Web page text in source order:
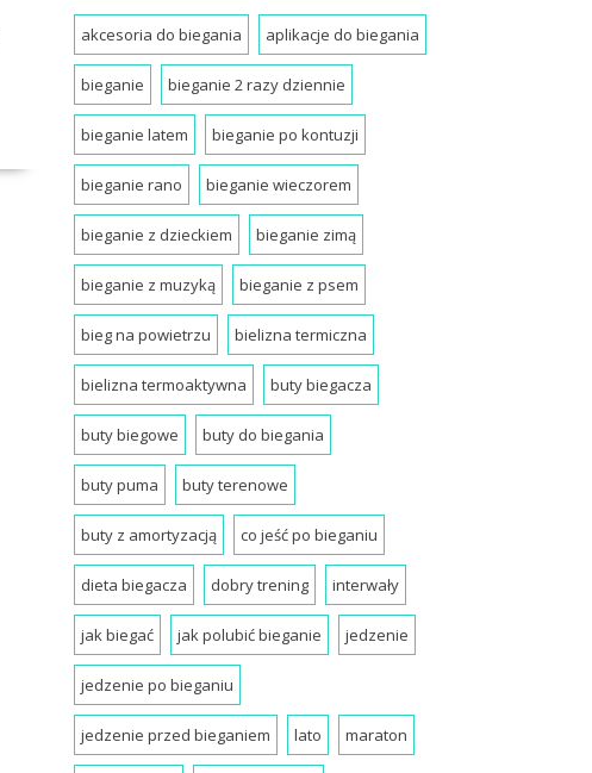
akcesoria do biegania aplikacje do biegania
bieganie bieganie 2 razy dziennie
bieganie latem bieganie po kontuzji
bieganie rano bieganie wieczorem
bieganie z dzieckiem bieganie zimą
bieganie z muzyką bieganie z psem
bieg na powietrzu bielizna termiczna
bielizna termoaktywna buty biegacza
buty biegowe buty do biegania
buty puma buty terenowe
buty z amortyzacją co jeść po bieganiu
dieta biegacza dobry trening interwały
jak biegać jak polubić bieganie jedzenie
jedzenie po bieganiu
jedzenie przed bieganiem lato maraton